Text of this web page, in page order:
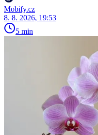
Mobify.cz
8. 8. 2026, 19:53
5 min